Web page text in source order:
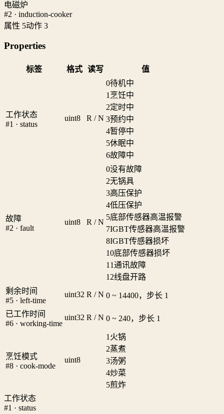
电磁炉
#2 · induction-cooker
属性 5动作 3
Properties
标签 格式 读写 值
工作状态
#1 · status
uint8 R / N
0待机中
1 烹饪中
2定时中
3预约中
4暂停中
5休眠中
6故障中
故障
#2 · fault
uint8 R / N
0没有故障
2无锅具
3高压保护
4低压保护
5底部传感器高温报警
7IGBT传感器高温报警
8IGBT传感器损坏
10底部传感器损坏
11通讯故障
12线盘开路
剩余时间
#5 · left-time
uint32 R / N 0 ~ 14400，步长 1
已工作时间
#6 · working-time
uint32 R / N 0 ~ 240，步长 1
烹饪模式
#8 · cook-mode
uint8
1 火锅
2蒸煮
3汤粥
4炒菜
5煎炸
工作状态
#1 · status